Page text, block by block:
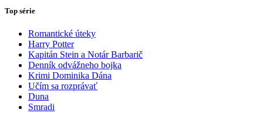
Top série
Romantické úteky
Harry Potter
Kapitán Stein a Notár Barbarič
Denník odvážneho bojka
Krimi Dominika Dána
Učím sa rozprávať
Duna
Smradi